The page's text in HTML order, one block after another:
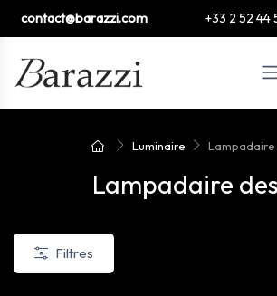
contact@barazzi.com +33 2 52 44
Luminaire Lampadaire
Lampadaire
Filtres